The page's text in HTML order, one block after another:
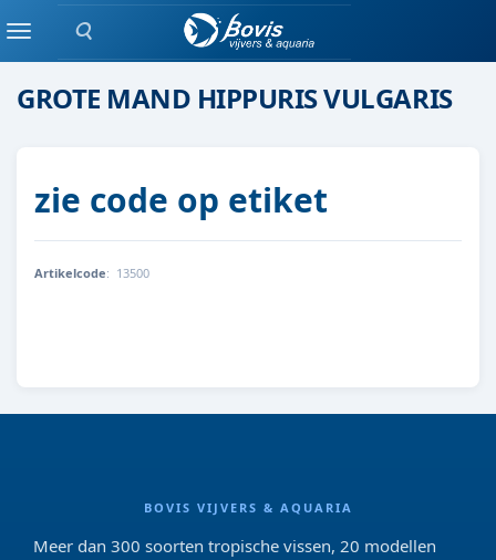
Zoeken
Menuzuurstofplanten
GROTE MAND HIPPURIS VULGARIS
zie code op etiket
Artikelcode: 13500
BOVIS VIJVERS & AQUARIA
Meer dan 300 soorten tropische vissen, 20 modellen